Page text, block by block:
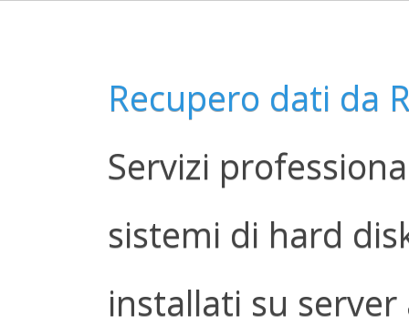
Recupero dati da
Servizi
sistemi di hard
installati su